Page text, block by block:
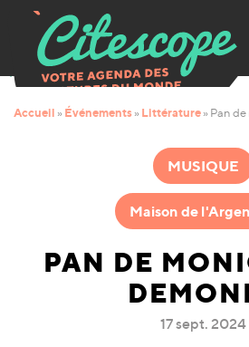
Accueil » Événements » Littérature » Pan
MUSIQUE
Maison de
PAN DE
17 sept. 2024